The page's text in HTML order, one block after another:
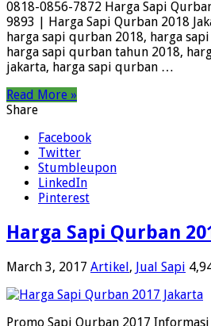
0818-0856-7872 Harga Sapi
9893 | Harga Sapi Qurban 2018
harga sapi qurban 2018, harga
harga sapi qurban tahun 2018,
jakarta, harga sapi qurban …
Read More »
Share
Facebook
Twitter
Stumbleupon
LinkedIn
Pinterest
Harga Sapi Qurban
March 3, 2017 Artikel, Jual Sapi
Promo Sapi Qurban 2017